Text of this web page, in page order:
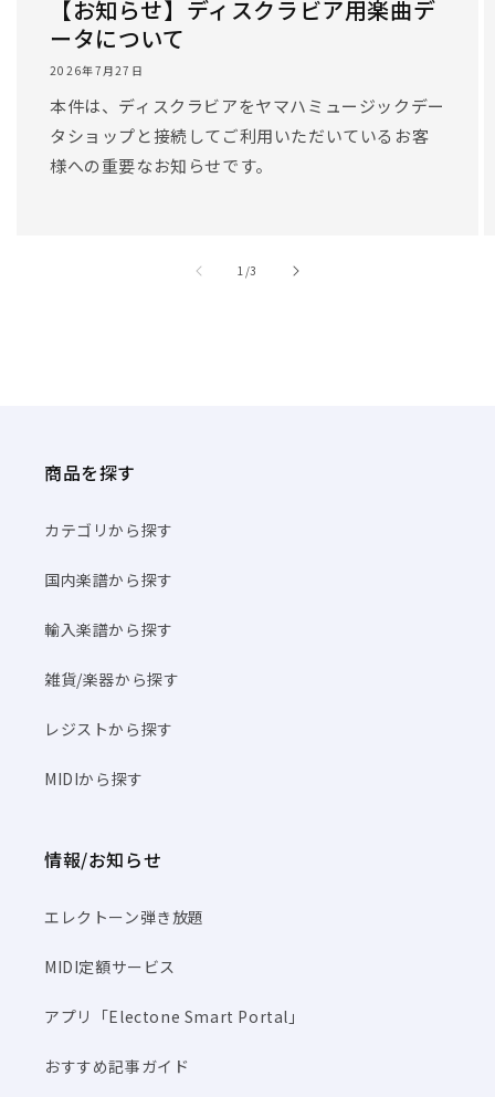
商品を探す
カテゴリから探す
国内楽譜から探す
輸入楽譜から探す
雑貨/楽器から探す
レジストから探す
MIDIから探す
情報/お知らせ
エレクトーン弾き放題
MIDI定額サービス
アプリ「Electone Smart Portal」
おすすめ記事ガイド